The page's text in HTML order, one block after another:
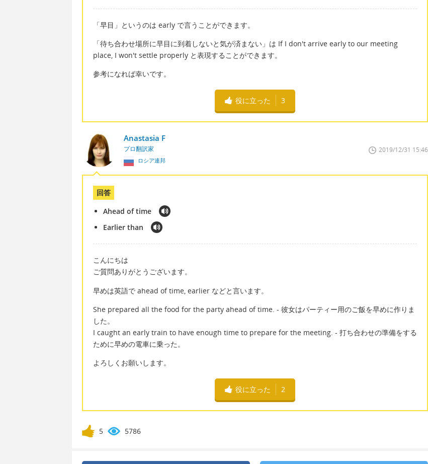
「早目」というのは early で言うことができます。
「待ち合わせ場所に早目に到着しないと気が済まない」は If I don't arrive early to our meeting
place, I won't settle properly と表現することができます。
参考になれば幸いです。
役に立った 3
Anastasia F
プロ翻訳家
ロシア連邦
2019/12/31 15:46
回答
Ahead of time
Earlier than
こんにちは
ご質問ありがとうございます。
早めは英語で ahead of time, earlier などと言います。
She prepared all the food for the party ahead of time. - 彼女はパーティー用のご飯を早めに作りま
した。
I caught an early train to have enough time to prepare for the meeting. - 打ち合わせの準備をする
ために早めの電車に乗った。
よろしくお願いします。
役に立った 2
5 5786